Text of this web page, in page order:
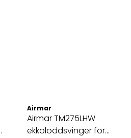
Airmar
Airmar TM275LHW
ekkoloddsvinger for